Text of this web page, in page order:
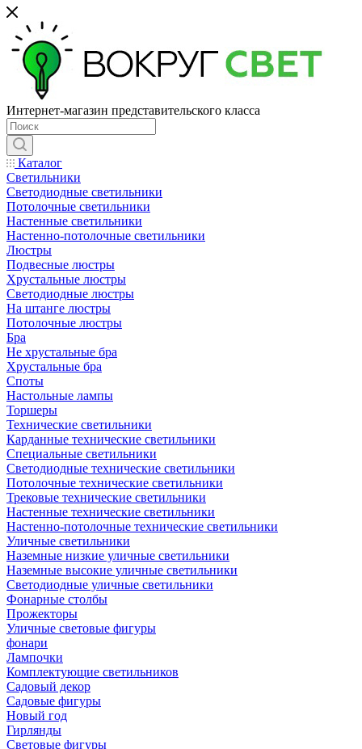
Интернет-магазин представительского класса
Каталог
Светильники
Светодиодные светильники
Потолочные светильники
Настенные светильники
Настенно-потолочные светильники
Люстры
Подвесные люстры
Хрустальные люстры
Светодиодные люстры
На штанге люстры
Потолочные люстры
Бра
Не хрустальные бра
Хрустальные бра
Споты
Настольные лампы
Торшеры
Технические светильники
Карданные технические светильники
Специальные светильники
Светодиодные технические светильники
Потолочные технические светильники
Трековые технические светильники
Настенные технические светильники
Настенно-потолочные технические светильники
Уличные светильники
Наземные низкие уличные светильники
Наземные высокие уличные светильники
Светодиодные уличные светильники
Фонарные столбы
Прожекторы
Уличные световые фигуры
фонари
Лампочки
Комплектующие светильников
Садовый декор
Садовые фигуры
Новый год
Гирлянды
Световые фигуры